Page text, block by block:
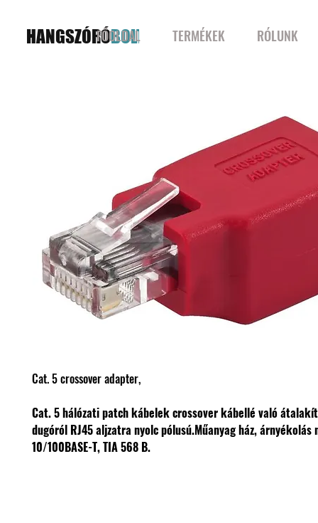
HANGSZÓRÓBOLT
FŐOLDAL TERMÉKEK RÓLUNK
Cat. 5 crossover adapter,
Cat. 5 hálózati patch kábelek crossover kábellé való
dugóról RJ45 aljzatra nyolc pólusú.Műanyag ház, árnyékolás
10/100BASE-T, TIA 568 B.